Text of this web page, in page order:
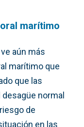
marítimo
aún más
marítimo que
que las
normal
de
en las